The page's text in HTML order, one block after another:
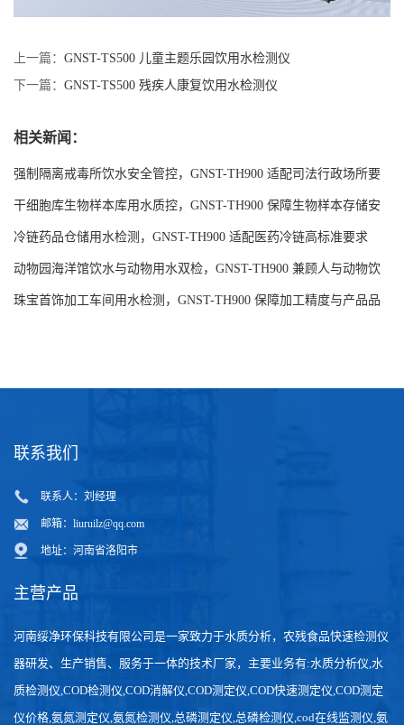
上一篇： GNST-TS500 儿童主题乐园饮用水检测仪
下一篇： GNST-TS500 残疾人康复饮用水检测仪
相关新闻：
强制隔离戒毒所饮水安全管控，GNST-TH900 适配司法行政场所要
求
干细胞库生物样本库用水质控，GNST-TH900 保障生物样本存储安
全
冷链药品仓储用水检测，GNST-TH900 适配医药冷链高标准要求
动物园海洋馆饮水与动物用水双检，GNST-TH900 兼顾人与动物饮
水安全
珠宝首饰加工车间用水检测，GNST-TH900 保障加工精度与产品品
联系我们
联系人：刘经理
邮箱： liuruilz@qq.com
地址：河南省洛阳市
主营产品
河南绥净环保科技有限公司是一家致力于水质分析，农残食品快速检测仪
器研发、生产销售、服务于一体的技术厂家，主要业务有:水质分析仪,水
质检测仪,COD检测仪,COD消解仪,COD测定仪,COD快速测定仪,COD测定
仪价格,氨氮测定仪,氨氮检测仪,总磷测定仪,总磷检测仪,cod在线监测仪,氨